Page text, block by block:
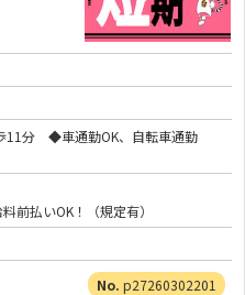
11分 ◆車通勤OK、自転車通勤
払いOK！（規定有）
p27260302201